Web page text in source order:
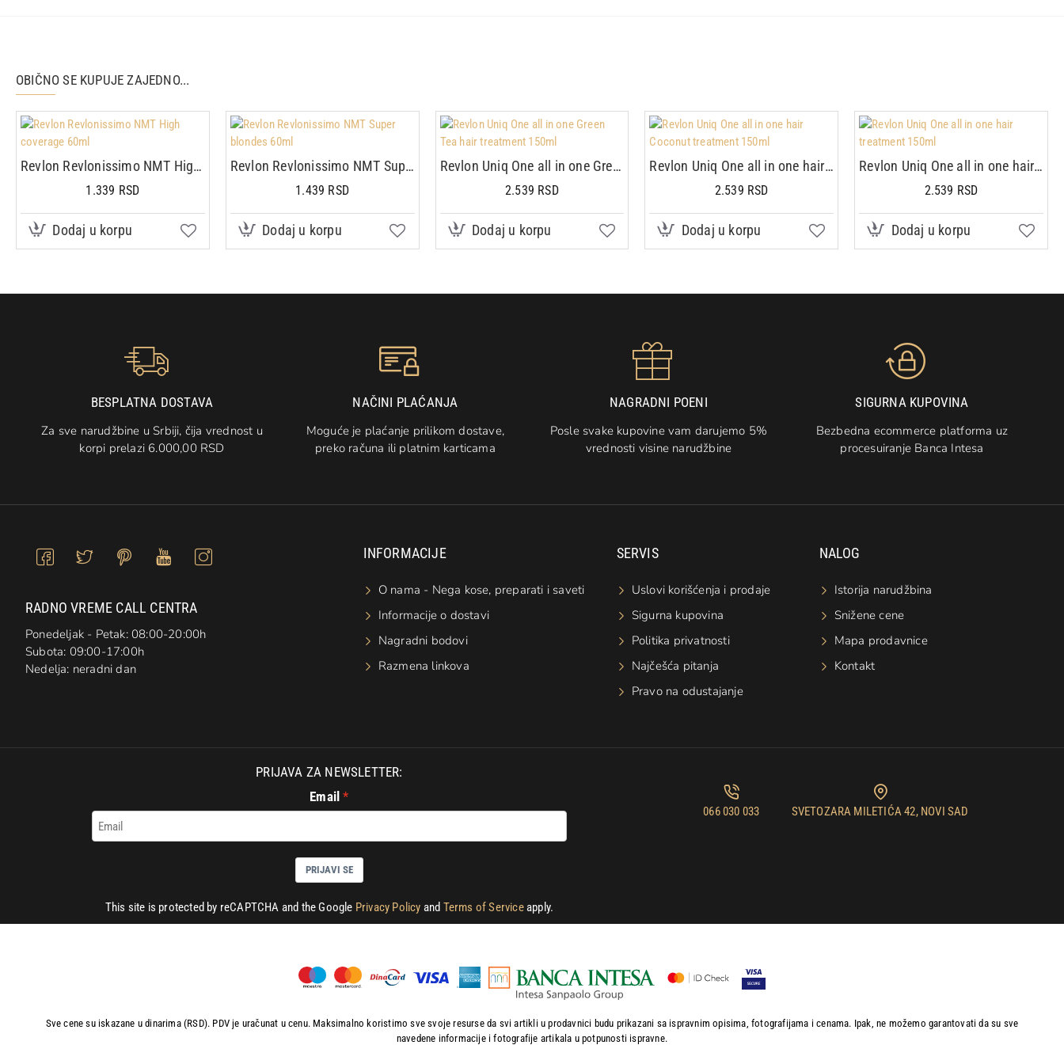
OBIČNO SE KUPUJE ZAJEDNO...
Revlon Revlonissimo NMT High coverage 60ml
1.339 RSD
Dodaj u korpu
Revlon Revlonissimo NMT Super blondes 60ml
1.439 RSD
Dodaj u korpu
Revlon Uniq One all in one Green Tea hair treatment 150ml
2.539 RSD
Dodaj u korpu
Revlon Uniq One all in one hair Coconut treatment 150ml
2.539 RSD
Dodaj u korpu
Revlon Uniq One all in one hair treatment 150ml
2.539 RSD
Dodaj u korpu
BESPLATNA DOSTAVA
Za sve narudžbine u Srbiji, čija vrednost u
korpi prelazi 6.000,00 RSD
NAČINI PLAĆANJA
Moguće je plaćanje prilikom dostave,
preko računa ili platnim karticama
NAGRADNI POENI
Posle svake kupovine vam darujemo 5%
vrednosti visine narudžbine
SIGURNA KUPOVINA
Bezbedna ecommerce platforma uz
procesuiranje Banca Intesa
RADNO VREME CALL CENTRA
Ponedeljak - Petak: 08:00-20:00h
Subota: 09:00-17:00h
Nedelja: neradni dan
INFORMACIJE
O nama - Nega kose, preparati i saveti
Informacije o dostavi
Nagradni bodovi
Razmena linkova
SERVIS
Uslovi korišćenja i prodaje
Sigurna kupovina
Politika privatnosti
Najčešća pitanja
Pravo na odustajanje
NALOG
Istorija narudžbina
Snižene cene
Mapa prodavnice
Kontakt
PRIJAVA ZA NEWSLETTER:
Email
PRIJAVI SE
This site is protected by reCAPTCHA and the Google Privacy Policy and Terms of Serviceapply.
066 030 033 SVETOZARA MILETIĆA 42, NOVI SAD
Sve cene su iskazane u dinarima (RSD). PDV je uračunat u cenu. Maksimalno koristimo sve svoje resurse da svi artikli u prodavnici budu prikazani sa ispravnim opisima, fotografijama i cenama. Ipak, ne možemo garantovati da su sve
navedene informacije i fotografije artikala u potpunosti ispravne.